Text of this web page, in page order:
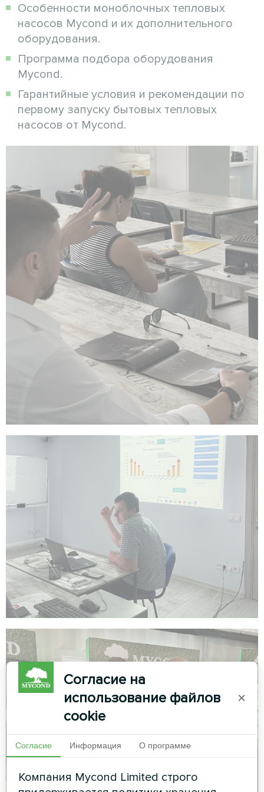
Особенности моноблочных тепловых
насосов Mycond и их дополнительного
оборудования.
Программа подбора оборудования
Mycond.
Гарантийные условия и рекомендации по
первому запуску бытовых тепловых
насосов от Mycond.
Согласие на
использование файлов
cookie
×
Согласие Информация О программе
Компания Mycond Limited строго